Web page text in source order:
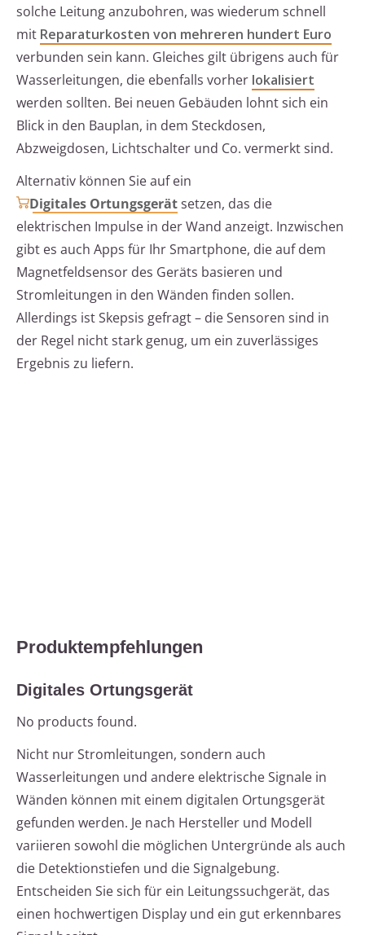
solche Leitung anzubohren, was wiederum schnell
mit Reparaturkosten von mehreren hundert Euro
verbunden sein kann. Gleiches gilt übrigens auch für
Wasserleitungen, die ebenfalls vorher lokalisiert
werden sollten. Bei neuen Gebäuden lohnt sich ein
Blick in den Bauplan, in dem Steckdosen,
Abzweigdosen, Lichtschalter und Co. vermerkt sind.
Alternativ können Sie auf ein
Digitales Ortungsgerätsetzen, das die
elektrischen Impulse in der Wand anzeigt. Inzwischen
gibt es auch Apps für Ihr Smartphone, die auf dem
Magnetfeldsensor des Geräts basieren und
Stromleitungen in den Wänden finden sollen.
Allerdings ist Skepsis gefragt – die Sensoren sind in
der Regel nicht stark genug, um ein zuverlässiges
Ergebnis zu liefern.
Produktempfehlungen
Digitales Ortungsgerät
No products found.
Nicht nur Stromleitungen, sondern auch
Wasserleitungen und andere elektrische Signale in
Wänden können mit einem digitalen Ortungsgerät
gefunden werden. Je nach Hersteller und Modell
variieren sowohl die möglichen Untergründe als auch
die Detektionstiefen und die Signalgebung.
Entscheiden Sie sich für ein Leitungssuchgerät, das
einen hochwertigen Display und ein gut erkennbares